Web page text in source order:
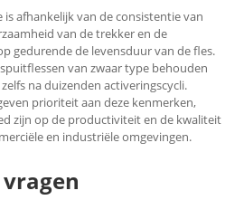
afhankelijk van de consistentie van
van de trekker en de
gedurende de levensduur van de fles.
van zwaar type behouden
na duizenden activeringscycli.
prioriteit aan deze kenmerken,
zijn op de productiviteit en de kwaliteit
en industriële omgevingen.